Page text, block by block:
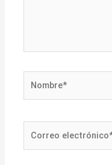
electrónico*